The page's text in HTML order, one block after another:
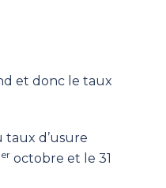
et donc le taux
taux d’usure
er octobre et le 31